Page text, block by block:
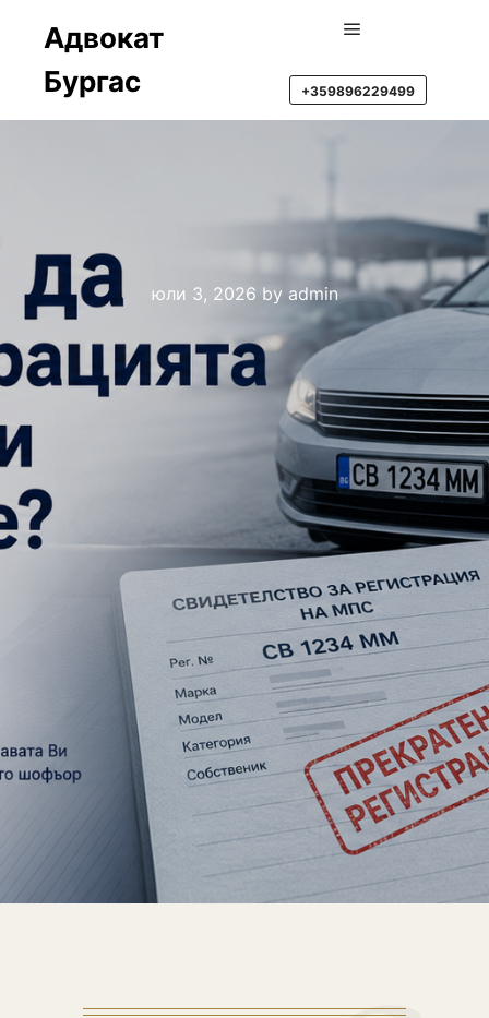
Адвокат
Бургас
+359896229499
юли 3, 2026 by admin
МОЖЕ ЛИ КАТ ДА
ПРЕКРАТИ
РЕГИСТРАЦИЯТА НА
АВТОМОБИЛА ВИ БЕЗ
ДА РАЗБЕРЕТЕ?
КАКВО ТРЯБВА ДА
ЗНАЕТЕ ПРИ ЛИПСА
НА ЗАСТРАХОВКА
„ГРАЖДАНСКА
ОТГОВОРНОСТ“